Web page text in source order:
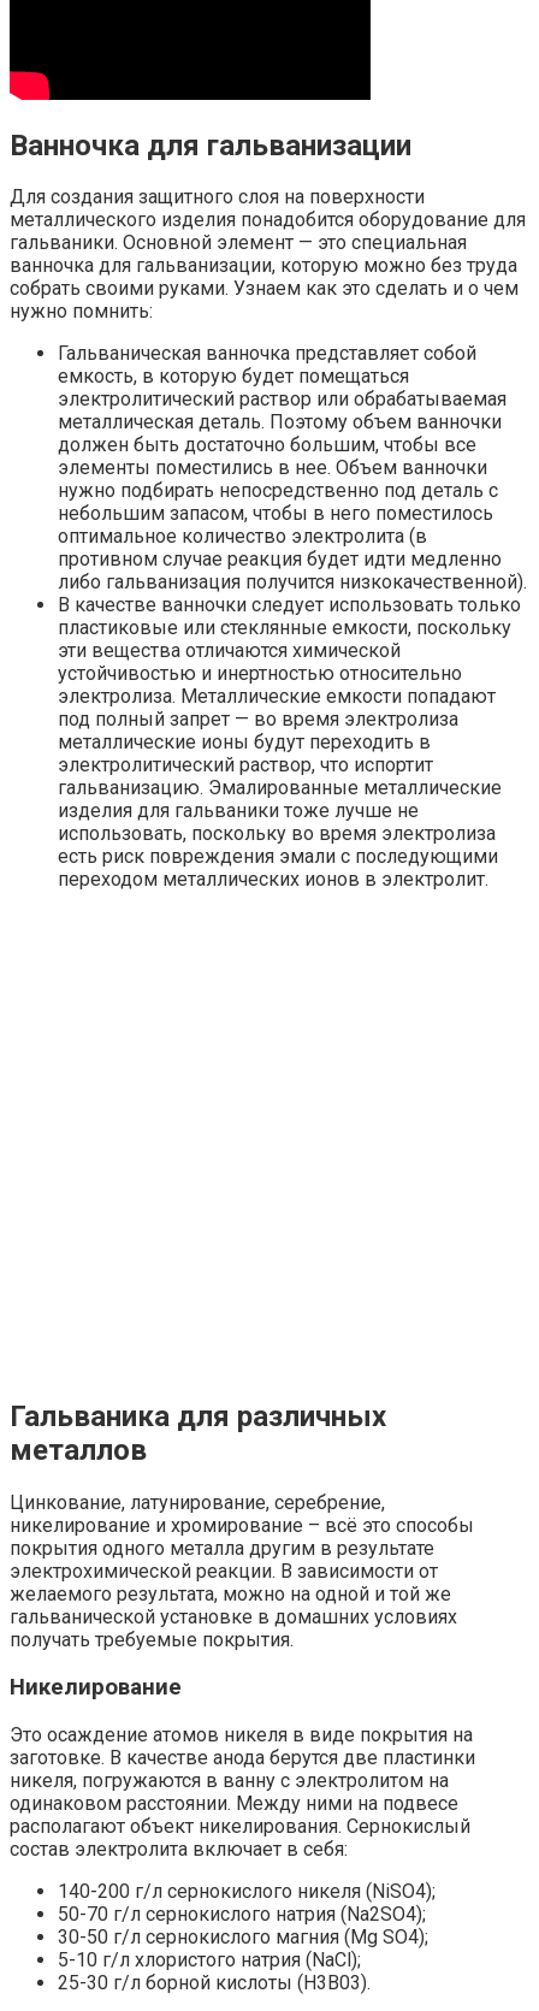
Ванночка для гальванизации
Для создания защитного слоя на поверхности
металлического изделия понадобится оборудование для
гальваники. Основной элемент — это специальная
ванночка для гальванизации, которую можно без труда
собрать своими руками. Узнаем как это сделать и о чем
нужно помнить:
Гальваническая ванночка представляет собой
емкость, в которую будет помещаться
электролитический раствор или обрабатываемая
металлическая деталь. Поэтому объем ванночки
должен быть достаточно большим, чтобы все
элементы поместились в нее. Объем ванночки
нужно подбирать непосредственно под деталь с
небольшим запасом, чтобы в него поместилось
оптимальное количество электролита (в
противном случае реакция будет идти медленно
либо гальванизация получится низкокачественной).
В качестве ванночки следует использовать только
пластиковые или стеклянные емкости, поскольку
эти вещества отличаются химической
устойчивостью и инертностью относительно
электролиза. Металлические емкости попадают
под полный запрет — во время электролиза
металлические ионы будут переходить в
электролитический раствор, что испортит
гальванизацию. Эмалированные металлические
изделия для гальваники тоже лучше не
использовать, поскольку во время электролиза
есть риск повреждения эмали с последующими
переходом металлических ионов в электролит.
Гальваника для различных
металлов
Цинкование, латунирование, серебрение,
никелирование и хромирование – всё это способы
покрытия одного металла другим в результате
электрохимической реакции. В зависимости от
желаемого результата, можно на одной и той же
гальванической установке в домашних условиях
получать требуемые покрытия.
Никелирование
Это осаждение атомов никеля в виде покрытия на
заготовке. В качестве анода берутся две пластинки
никеля, погружаются в ванну с электролитом на
одинаковом расстоянии. Между ними на подвесе
располагают объект никелирования. Сернокислый
состав электролита включает в себя:
140-200 г/л сернокислого никеля (NiSO4);
50-70 г/л сернокислого натрия (Na2SO4);
30-50 г/л сернокислого магния (Mg SO4);
5-10 г/л хлористого натрия (NaCl);
25-30 г/л борной кислоты (H3B03).